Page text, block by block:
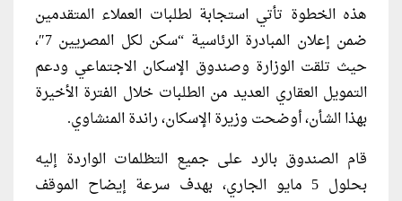
هذه الخطوة تأتي استجابة لطلبات العملاء المتقدمين
ضمن إعلان المبادرة الرئاسية “سكن لكل المصريين 7″،
حيث تلقت الوزارة وصندوق الإسكان الاجتماعي ودعم
التمويل العقاري العديد من الطلبات خلال الفترة الأخيرة
بهذا الشأن، أوضحت وزيرة الإسكان، راندة المنشاوي.
قام الصندوق بالرد على جميع التظلمات الواردة إليه
بحلول 5 مايو الجاري، بهدف سرعة إيضاح الموقف